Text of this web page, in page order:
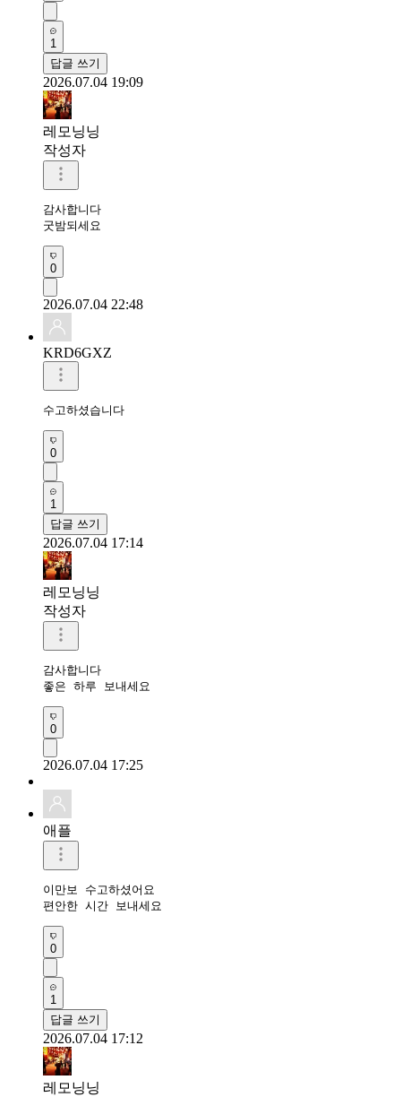
1
답글 쓰기
2026.07.04 19:09
레모닝닝
작성자
감사합니다
굿밤되세요
0
2026.07.04 22:48
KRD6GXZ
수고하셨습니다
0
1
답글 쓰기
2026.07.04 17:14
레모닝닝
작성자
감사합니다
좋은 하루 보내세요
0
2026.07.04 17:25
애플
이만보 수고하셨어요
편안한 시간 보내세요
0
1
답글 쓰기
2026.07.04 17:12
레모닝닝